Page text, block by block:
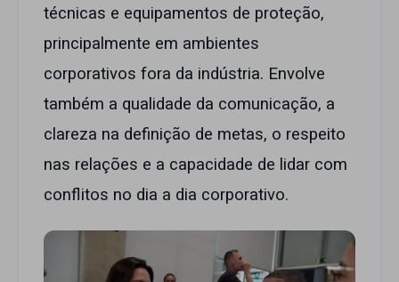
técnicas e equipamentos de proteção,
principalmente em ambientes
corporativos fora da indústria. Envolve
também a qualidade da comunicação, a
clareza na definição de metas, o respeito
nas relações e a capacidade de lidar com
conflitos no dia a dia corporativo.